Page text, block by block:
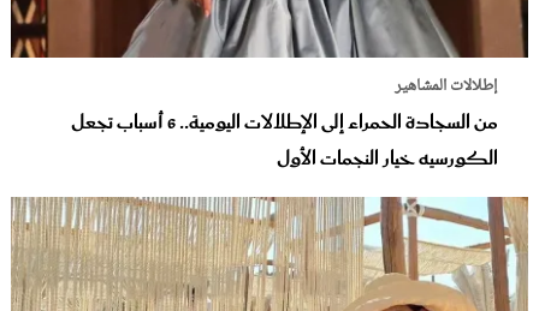
إطلالات المشاهير
من السجادة الحمراء إلى الإطلالات اليومية.. 6 أسباب تجعل
الكورسيه خيار النجمات الأول